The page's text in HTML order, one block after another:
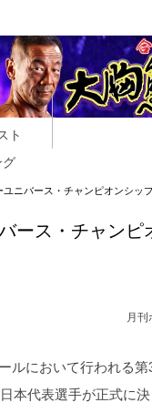
ス
ト
グ
ユニバース・チャンピオンシッ
ース・チャン
月
ルにおいて行われる
本代表選手が正式に